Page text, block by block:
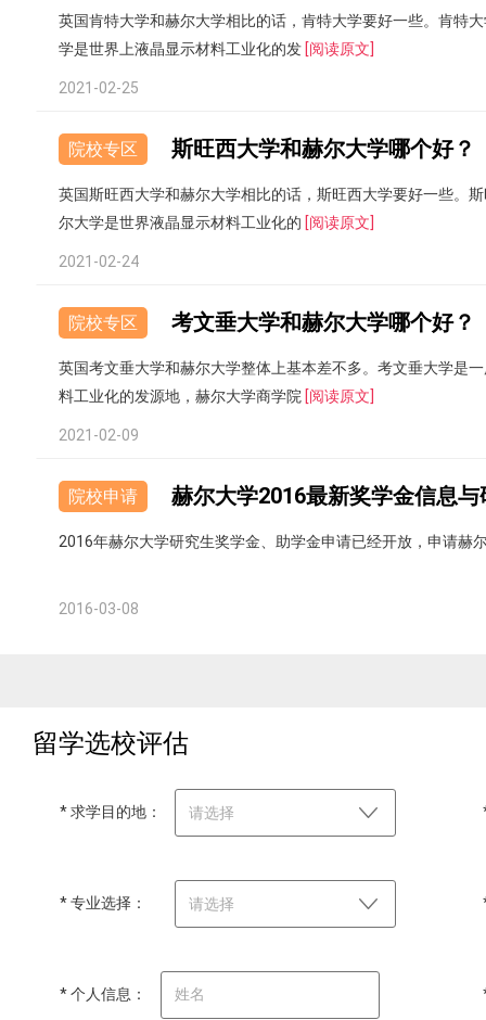
英国肯特大学和赫尔大学相比的话，肯特大学要好一些。肯特
学是世界上液晶显示材料工业化的发 [阅读原文]
2021-02-25
院校专区 斯旺西大学和赫尔大学哪个好？
英国斯旺西大学和赫尔大学相比的话，斯旺西大学要好一些。
尔大学是世界液晶显示材料工业化的 [阅读原文]
2021-02-24
院校专区 考文垂大学和赫尔大学哪个好？
英国考文垂大学和赫尔大学整体上基本差不多。考文垂大学是
料工业化的发源地，赫尔大学商学院 [阅读原文]
2021-02-09
院校申请 赫尔大学2016最新奖学金信息
2016年赫尔大学研究生奖学金、助学金申请已经开放，申请赫
2016-03-08
留学选校评估
* 求学目的地： 请选择
* 专业选择： 请选择
* 个人信息：